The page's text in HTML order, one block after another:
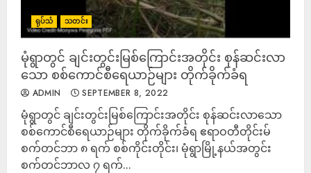
ရုပ်သံ သတင်း
မုံရွာတွင် ချင်းတွင်းမြစ်ကြောင်းအတိုင်း စုန်ဆင်းလာ
သော စစ်ကောင်စီရေယာဉ်များ တိုက်ခိုက်ခံရ
ADMIN SEPTEMBER 8, 2022
မုံရွာတွင် ချင်းတွင်းမြစ်ကြောင်းအတိုင်း စုန်ဆင်းလာသော
စစ်ကောင်စီရေယာဉ်များ တိုက်ခိုက်ခံရ ဧရာဝတီတိုင်းမ်
စက်တင်ဘာ ၈ ရက် စစ်ကိုင်းတိုင်း၊ မုံရွာမြို့နယ်အတွင်း
စက်တင်ဘာလ ၇ ရက်...